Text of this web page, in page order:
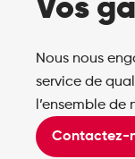
Nous nous
service de
l’ensemble de
Contactez-